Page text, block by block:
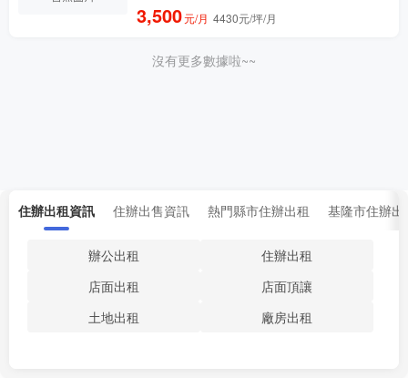
3,500元/月 4430元/坪/月
沒有更多數據啦~~
住辦出租資訊 住辦出售資訊 熱門縣市住辦出租 基隆市住辦出
辦公出租
住辦出租
店面出租
店面頂讓
土地出租
廠房出租